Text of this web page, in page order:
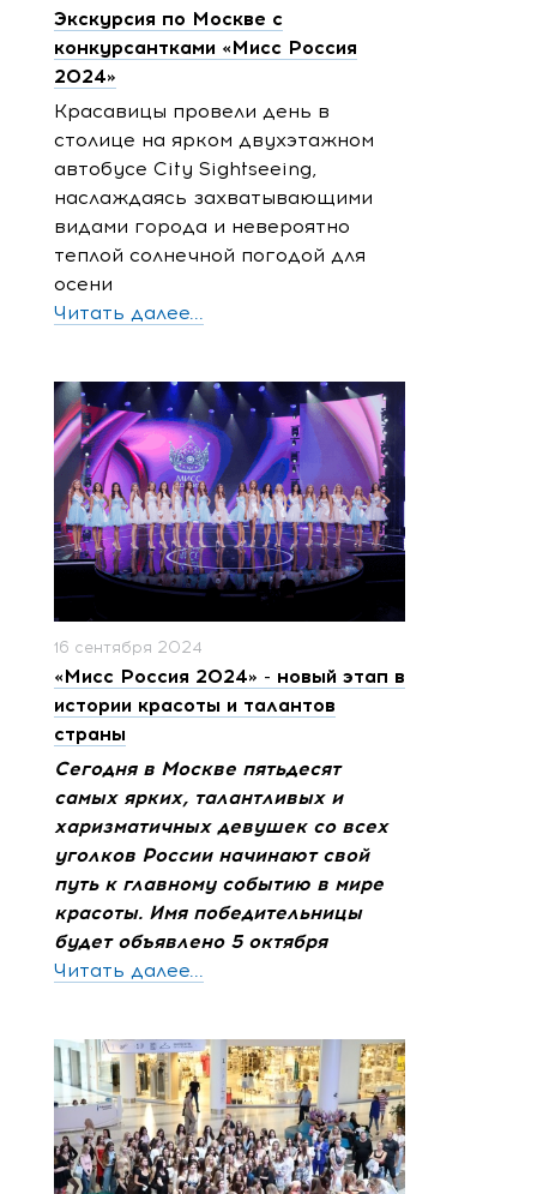
Экскурсия по Москве с
конкурсантками «Мисс Россия
2024»
Красавицы провели день в
столице на ярком двухэтажном
автобусе City Sightseeing,
наслаждаясь захватывающими
видами города и невероятно
теплой солнечной погодой для
осени
Читать далее...
16 сентября 2024
«Мисс Россия 2024» - новый этап в
истории красоты и талантов
страны
Сегодня в Москве пятьдесят
самых ярких, талантливых и
харизматичных девушек со всех
уголков России начинают свой
путь к главному событию в мире
красоты. Имя победительницы
будет объявлено 5 октября
Читать далее...